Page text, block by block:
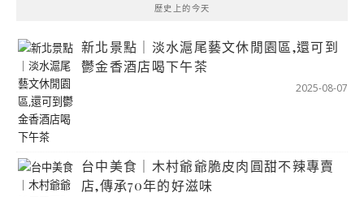
歷史上的今天
新北景點｜淡水滬尾藝文休閒園區,還可到
鬱金香酒店喝下午茶
2025-08-07
台中美食｜木村爺爺脆皮肉圓甜不辣專賣
店,傳承70年的好滋味